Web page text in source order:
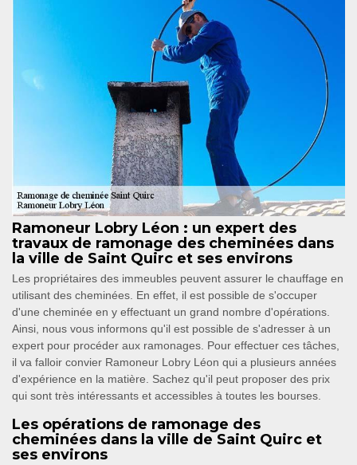
Ramoneur Lobry Léon : un expert des
travaux de ramonage des cheminées dans
la ville de Saint Quirc et ses environs
Les propriétaires des immeubles peuvent assurer le chauffage en
utilisant des cheminées. En effet, il est possible de s'occuper
d'une cheminée en y effectuant un grand nombre d'opérations.
Ainsi, nous vous informons qu'il est possible de s'adresser à un
expert pour procéder aux ramonages. Pour effectuer ces tâches,
il va falloir convier Ramoneur Lobry Léon qui a plusieurs années
d'expérience en la matière. Sachez qu'il peut proposer des prix
qui sont très intéressants et accessibles à toutes les bourses.
Les opérations de ramonage des
cheminées dans la ville de Saint Quirc et
ses environs